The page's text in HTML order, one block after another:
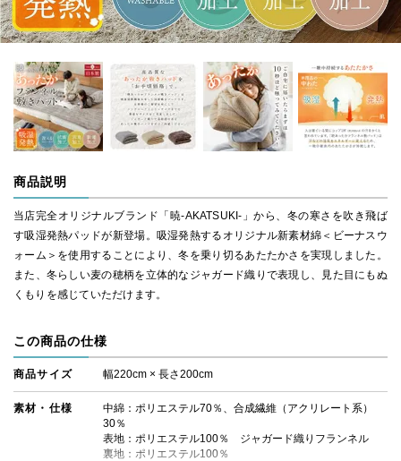
商品説明
当店完全オリジナルブランド「暁-AKATSUKI-」から、冬の寒さを吹き飛ば
す吸湿発熱パッドが新登場。吸湿発熱するオリジナル新素材綿＜ビーナスウ
ォーム＞を使用することにより、冬を乗り切るあたたかさを実現しました。
また、冬らしい麦の穂柄を立体的なジャガード織りで表現し、見た目にもぬ
くもりを感じていただけます。
この商品の仕様
商品サイズ 幅220cm × 長さ200cm
素材・仕様
中綿：ポリエステル70％、合成繊維（アクリレート系）
30％
表地：ポリエステル100％ ジャガード織りフランネル
裏地：ポリエステル100％